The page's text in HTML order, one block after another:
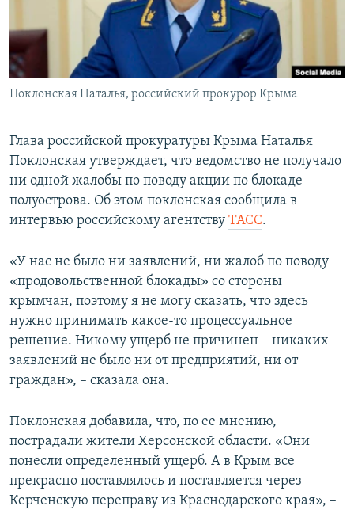
ПОБЕДИТЕЛЕЙ НЕ СУДЯТ?
КРЫМ.НЕПОКОРЕННЫЙ
УКРАИНСКАЯ ПРОБЛЕМА КРЫМА
ПРИСОЕДИНЯЙТЕСЬ!
Поклонская Наталья, российский прокурор Крыма
Глава российской прокуратуры Крыма Наталья
Поклонская утверждает, что ведомство не получало
ни одной жалобы по поводу акции по блокаде
полуострова. Об этом поклонская сообщила в
интервью российскому агентству ТАСС.
«У нас не было ни заявлений, ни жалоб по поводу
«продовольственной блокады» со стороны
крымчан, поэтому я не могу сказать, что здесь
нужно принимать какое-то процессуальное
решение. Никому ущерб не причинен – никаких
заявлений не было ни от предприятий, ни от
граждан», – сказала она.
Поклонская добавила, что, по ее мнению,
пострадали жители Херсонской области. «Они
понесли определенный ущерб. А в Крым все
прекрасно поставлялось и поставляется через
Керченскую переправу из Краснодарского края», –